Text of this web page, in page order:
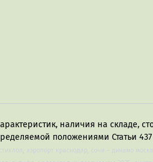
наличия на складе,
положениями Статьи